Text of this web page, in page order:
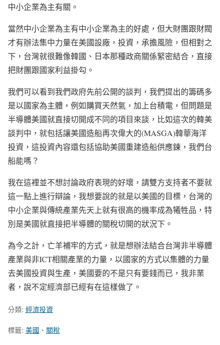
中小企業為主有關。
當然中小企業為主有中小企業為主的好處，但大財團跟財閥
才有辦法集中力量在美國設廠，投資，承擔風險，但相對之
下，台灣就很難像韓國、日本那種政商關係緊密結合，直接
把財團跟國家利益掛勾。
我們可以看到我們政府先前公開的談判，我們提出的籌碼多
是以國家為主體，例如購買天然氣，加上台積電，但問題是
半導體美國就直接切開成不同的項目來談，比如這次的韓美
談判中，就包括讓美國造船再次偉大的(MASGA)韓華海洋
投資，這投資內容還包括協助美國重建造船供應鍊，我們台
船能嗎？
我在這裡並不想討論政府表現的好壞，請雙方支持者不要就
這一點上進行辯論，我想要說的就是以美國的目標，台灣的
中小企業與傳統產業先天上就有很高的機率成為犧牲品，特
別是美國就直接把半導體的關稅切開的狀況下。
為今之計，亡羊補牢的方式，就是想辦法結合台灣非半導體
產業與非ICT相關產業的力量，以國家的方式以集體的力量
去美國投資與生產，美國要的不是只有要錢而已，我非業
者，說不定經濟部已經有在這樣做了。
分類: 經濟投資
標籤: 美國 、 關稅